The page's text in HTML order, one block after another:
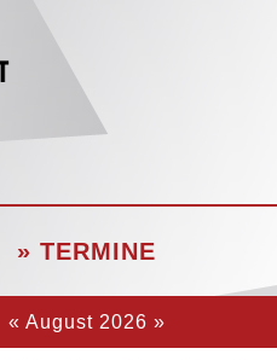
» TERMINE
« August 2026 »